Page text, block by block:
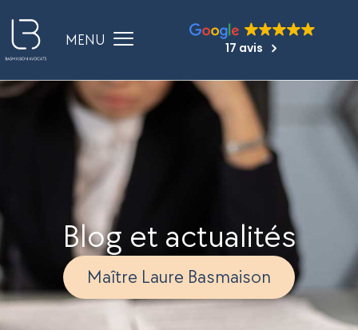
17 avis
Blog et actualités
Maître Laure Basmaison